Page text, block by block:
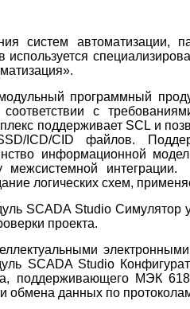
систем
используется
программный
соответствии с
поддерживает SCL и
ICD/CID файлов.
информационной
межсистемной
логических схем,
SCADA Studio Симулятор
проекта.
SCADA Studio
поддерживающего МЭК
обмена данных по